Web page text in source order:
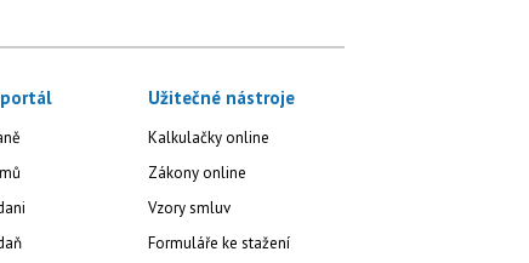
portál Užitečné nástroje
Kalkulačky online
Zákony online
Vzory smluv
Formuláře ke stažení